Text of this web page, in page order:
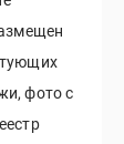
фото с